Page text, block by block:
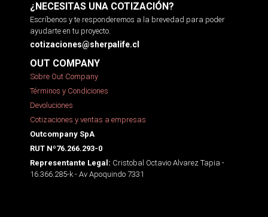
¿NECESITAS UNA COTIZACIÓN?
Escríbenos y te responderemos a la brevedad para poder
ayudarte en tu proyecto.
cotizaciones@sherpalife.cl
OUT COMPANY
Sobre Out Company
Términos y Condiciones
Devoluciones
Cotizaciones y ventas a empresas
Outcompany SpA
RUT Nº76.266.293-0
Representante Legal: Cristobal Octavio Alvarez Tapia -
16.366.285-k - Av Apoquindo 7331